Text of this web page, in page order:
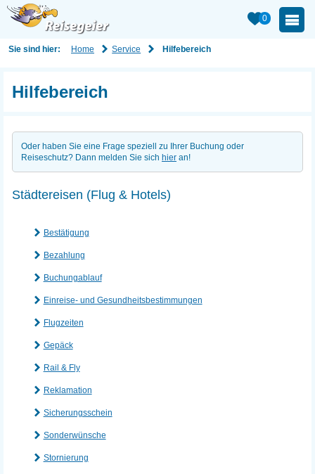
0
Sie sind hier: Home Service Hilfebereich
Hilfebereich
Oder haben Sie eine Frage speziell zu Ihrer Buchung oder
Reiseschutz? Dann melden Sie sich hier an!
Städtereisen (Flug & Hotels)
Bestätigung
Bezahlung
Buchungablauf
Einreise- und Gesundheitsbestimmungen
Flugzeiten
Gepäck
Rail & Fly
Reklamation
Sicherungsschein
Sonderwünsche
Stornierung